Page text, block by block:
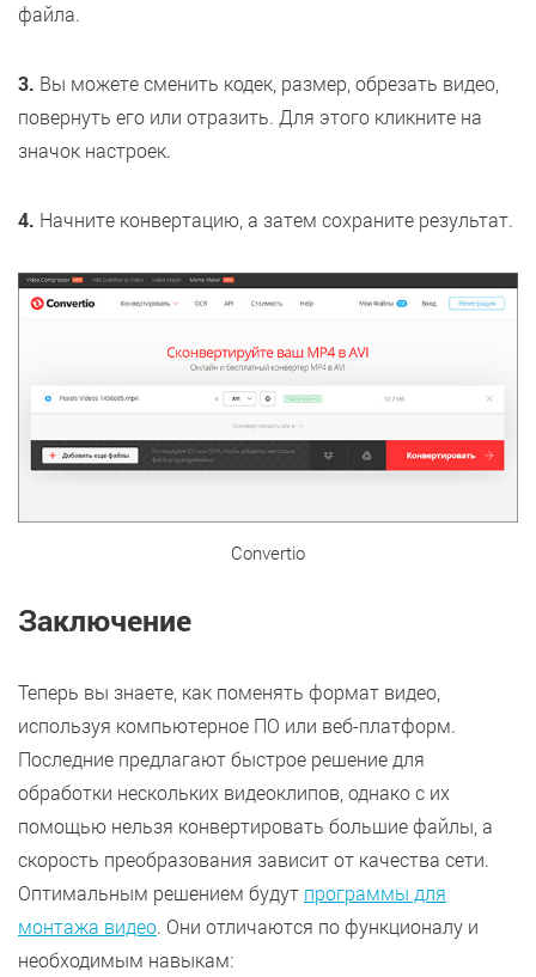
файла.
3. Вы можете сменить кодек, размер, обрезать видео,
повернуть его или отразить. Для этого кликните на
значок настроек.
4. Начните конвертацию, а затем сохраните результат.
Convertio
Заключение
Теперь вы знаете, как поменять формат видео,
используя компьютерное ПО или веб-платформ.
Последние предлагают быстрое решение для
обработки нескольких видеоклипов, однако с их
помощью нельзя конвертировать большие файлы, а
скорость преобразования зависит от качества сети.
Оптимальным решением будут программы для
монтажа видео. Они отличаются по функционалу и
необходимым навыкам: